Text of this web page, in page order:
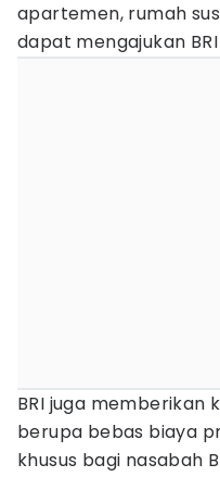
apartemen, rumah
dapat mengajukan BRI
BRI juga memberikan
berupa bebas biaya
khusus bagi nasabah